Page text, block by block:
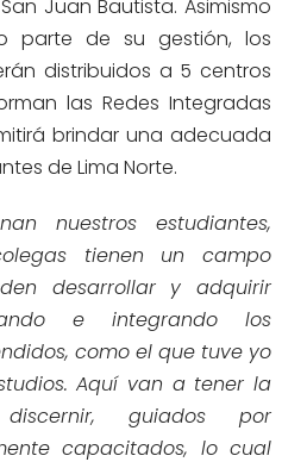
Juan Bautista. Asimismo
parte de su gestión, los
distribuidos a 5 centros
las Redes Integradas
brindar una adecuada
de Lima Norte.
nuestros estudiantes,
tienen un campo
desarrollar y adquirir
e integrando los
como el que tuve yo
Aquí van a tener la
guiados por
capacitados, lo cual